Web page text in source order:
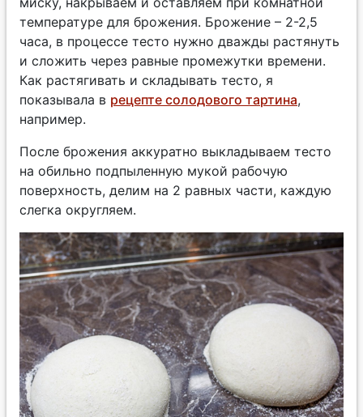
температуре для брожения. Брожение – 2-2,5
часа, в процессе тесто нужно дважды растянуть
и сложить через равные промежутки времени.
Как растягивать и складывать тесто, я
показывала в рецепте солодового тартина,
например.
После брожения аккуратно выкладываем тесто
на обильно подпыленную мукой рабочую
поверхность, делим на 2 равных части, каждую
слегка округляем.